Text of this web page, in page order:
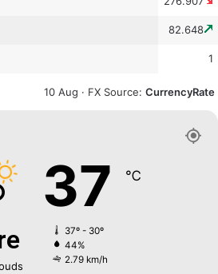
82.648
1
10 Aug · FX Source: CurrencyRate
37 ℃
37º - 30º
44%
2.79 km/h